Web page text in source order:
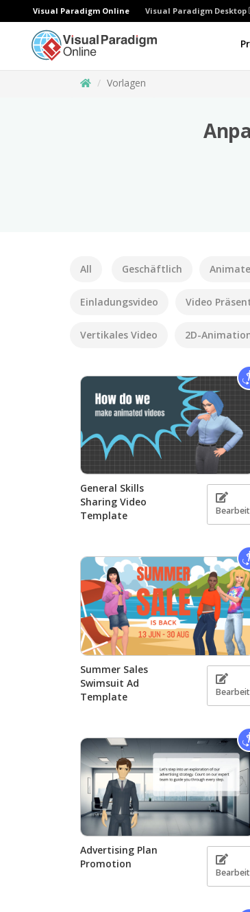
Visual Paradigm Online Visual Paradigm Desktop
Vorlagen
All Geschäftlich
Einladungsvideo Video
Vertikales Video 2D-
General Skills
Sharing Video
Template
Summer Sales
Swimsuit Ad
Template
Advertising Plan
Promotion